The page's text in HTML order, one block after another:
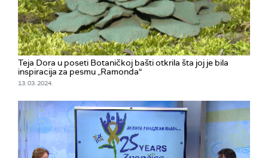
Teja Dora u poseti Botaničkoj bašti otkrila šta joj je bila
inspiracija za pesmu „Ramonda“
13. 03. 2024.